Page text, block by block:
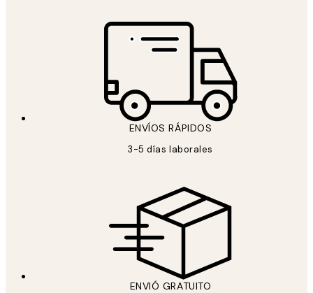
ENVÍOS RÁPIDOS
3-5 días laborales
ENVIÓ GRATUITO